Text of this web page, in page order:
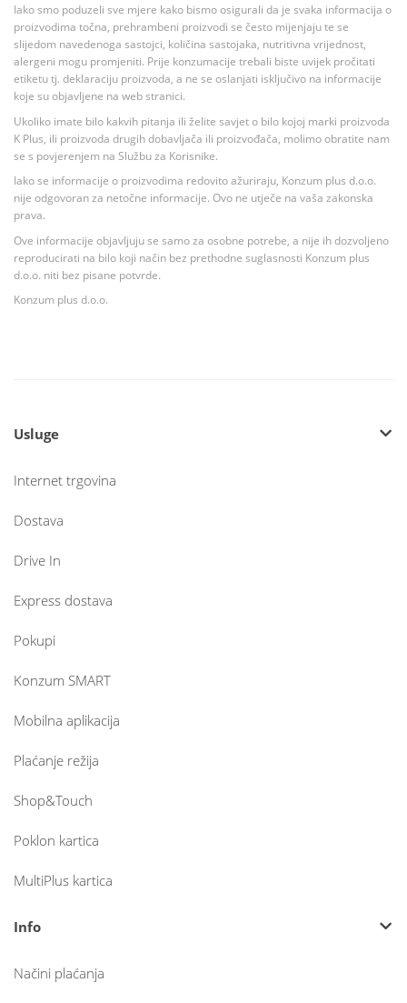
Iako smo poduzeli sve mjere kako bismo osigurali da je svaka informacija o
proizvodima točna, prehrambeni proizvodi se često mijenjaju te se
slijedom navedenoga sastojci, količina sastojaka, nutritivna vrijednost,
alergeni mogu promjeniti. Prije konzumacije trebali biste uvijek pročitati
etiketu tj. deklaraciju proizvoda, a ne se oslanjati isključivo na informacije
koje su objavljene na web stranici.
Ukoliko imate bilo kakvih pitanja ili želite savjet o bilo kojoj marki proizvoda
K Plus, ili proizvoda drugih dobavljača ili proizvođača, molimo obratite nam
se s povjerenjem na Službu za Korisnike.
Iako se informacije o proizvodima redovito ažuriraju, Konzum plus d.o.o.
nije odgovoran za netočne informacije. Ovo ne utječe na vaša zakonska
prava.
Ove informacije objavljuju se samo za osobne potrebe, a nije ih dozvoljeno
reproducirati na bilo koji način bez prethodne suglasnosti Konzum plus
d.o.o. niti bez pisane potvrde.
Konzum plus d.o.o.
Usluge
Internet trgovina
Dostava
Drive In
Express dostava
Pokupi
Konzum SMART
Mobilna aplikacija
Plaćanje režija
Shop&Touch
Poklon kartica
MultiPlus kartica
Info
Načini plaćanja